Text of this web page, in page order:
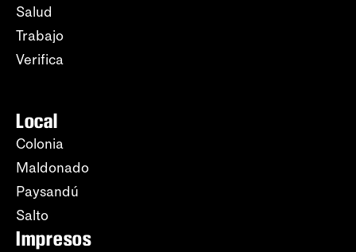
Salud
Trabajo
Verifica
Local
Colonia
Maldonado
Paysandú
Salto
Impresos